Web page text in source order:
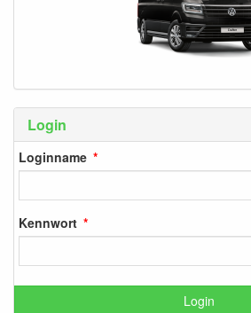
Login
Loginname
Kennwort
Login